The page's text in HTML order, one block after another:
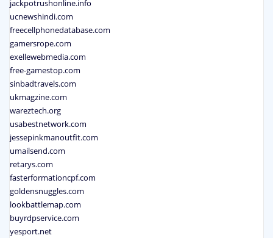
jackpotrushonline.info
ucnewshindi.com
freecellphonedatabase.com
gamersrope.com
exellewebmedia.com
free-gamestop.com
sinbadtravels.com
ukmagzine.com
wareztech.org
usabestnetwork.com
jessepinkmanoutfit.com
umailsend.com
retarys.com
fasterformationcpf.com
goldensnuggles.com
lookbattlemap.com
buyrdpservice.com
yesport.net